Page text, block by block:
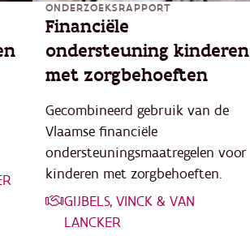
ONDERZOEKSRAPPORT
Financiële
ondersteuning kinderen
met zorgbehoeften
Gecombineerd gebruik van de
Vlaamse financiële
ondersteuningsmaatregelen voor
kinderen met zorgbehoeften.
GIJBELS, VINCK & VAN
LANCKER